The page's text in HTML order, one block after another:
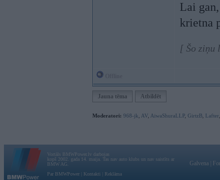
Lai
krietna
[ Šo ziņu
Jauna tēma Atbildēt
Moderatori: 968-jk AV AiwaShuraLLP, GirtzB Lafter
Vortāls BMWPower.lv darbojas
kopš 2002. gada 14. maija. Tas nav auto klubs un nav saistīts ar
BMW AG.
Par BMWPower
Kontakti Reklāma
Galvena